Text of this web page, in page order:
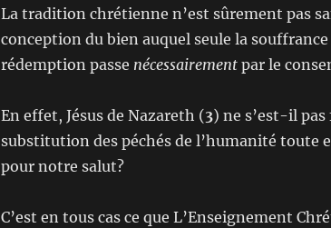
La tradition chrétienne n’est sûrement pas
conception du bien auquel seule la
rédemption passe nécessairementpar le
En effet, Jésus de Nazareth (3) ne s’est-il
substitution des péchés de l’humanité toute
pour notre salut?
C’est en tous cas ce que L’Enseignement